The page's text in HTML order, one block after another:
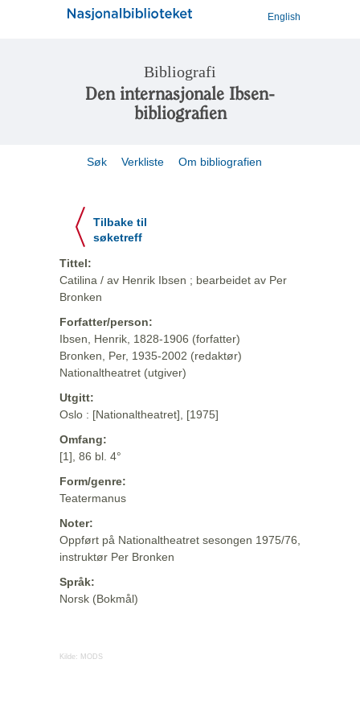
English
Bibliografi
Den internasjonale Ibsen-
bibliografien
Søk Verkliste Om bibliografien
Tilbake til
søketreff
Tittel:
Catilina / av Henrik Ibsen ; bearbeidet av Per
Bronken
Forfatter/person:
Ibsen, Henrik, 1828-1906 (forfatter)
Bronken, Per, 1935-2002 (redaktør)
Nationaltheatret (utgiver)
Utgitt:
Oslo : [Nationaltheatret], [1975]
Omfang:
[1], 86 bl. 4°
Form/genre:
Teatermanus
Noter:
Oppført på Nationaltheatret sesongen 1975/76,
instruktør Per Bronken
Språk:
Norsk (Bokmål)
Kilde: MODS